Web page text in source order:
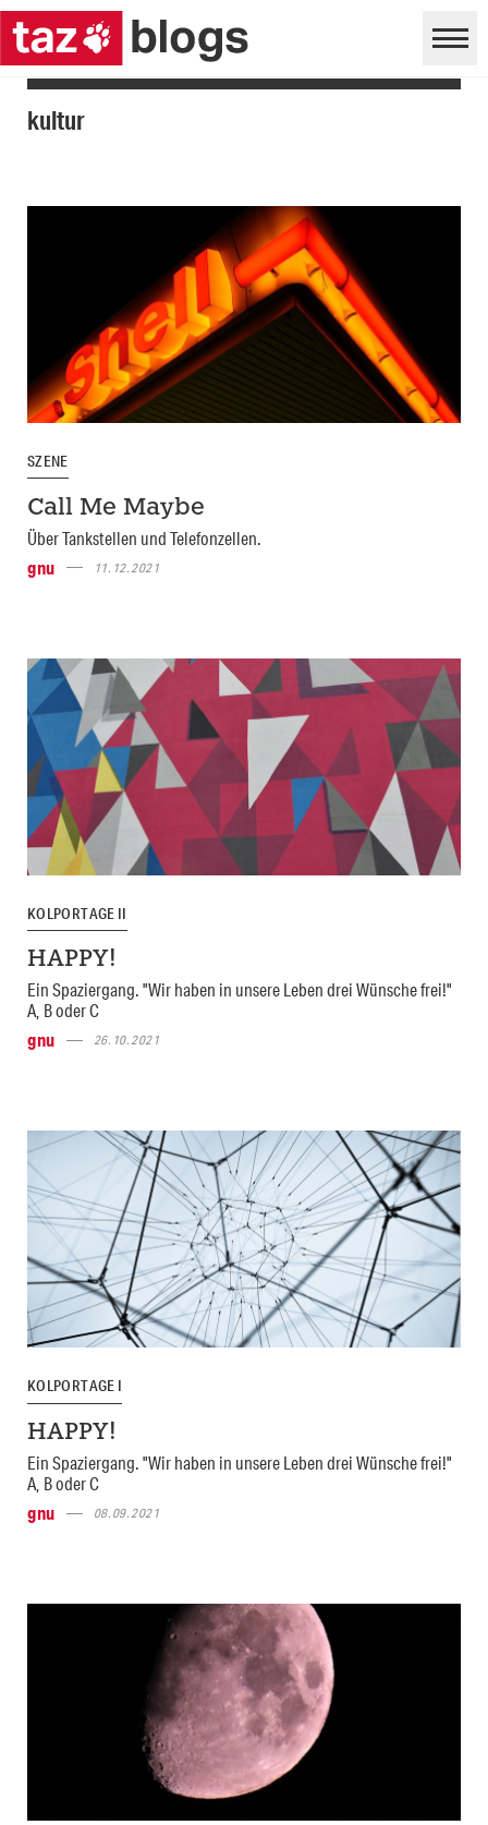
kultur
SZENE
Call Me Maybe
Über Tankstellen und Telefonzellen.
gnu
11.12.2021
KOLPORTAGE II
HAPPY!
Ein Spaziergang. "Wir haben in unsere Leben drei Wünsche frei!"
A, B oder C
gnu
26.10.2021
KOLPORTAGE I
HAPPY!
Ein Spaziergang. "Wir haben in unsere Leben drei Wünsche frei!"
A, B oder C
gnu
08.09.2021